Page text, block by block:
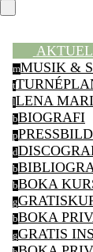
mMUSIK &
t
lLENA
bBIOGRAFI
p
d
b
bBOKA
g
bBOKA
gGRATIS